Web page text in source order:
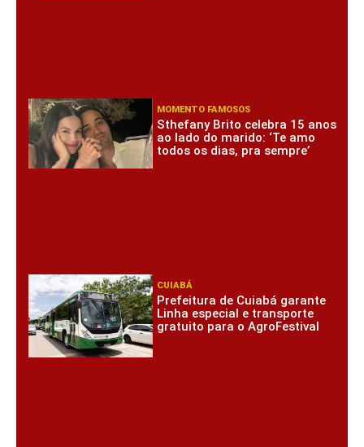
MOMENTO FAMOSOS
Sthefany Brito celebra 15 anos
ao lado do marido: ‘Te amo
todos os dias, pra sempre’
CUIABÁ
Prefeitura de Cuiabá garante
Linha especial e transporte
gratuito para o AgroFestival